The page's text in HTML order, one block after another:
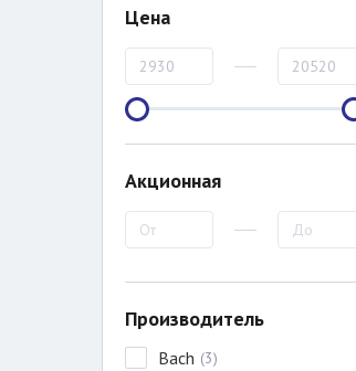
Цена
Акционная
Производитель
Bach (3)